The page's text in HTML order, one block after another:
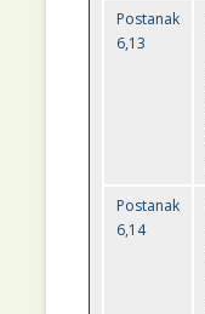
Postanak
6,13
Postanak
6,14